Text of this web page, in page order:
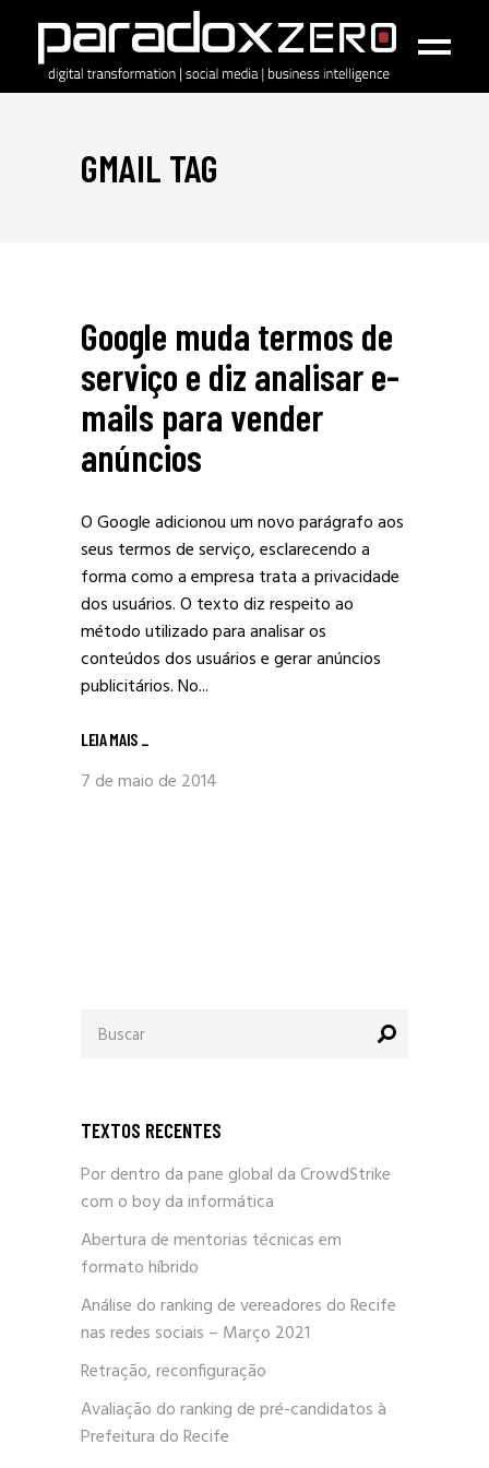
GMAIL TAG
Google muda termos de
serviço e diz analisar e-
mails para vender
anúncios
O Google adicionou um novo parágrafo aos
seus termos de serviço, esclarecendo a
forma como a empresa trata a privacidade
dos usuários. O texto diz respeito ao
método utilizado para analisar os
conteúdos dos usuários e gerar anúncios
publicitários. No...
LEIA MAIS _
7 de maio de 2014
por:
TEXTOS RECENTES
Por dentro da pane global da CrowdStrike
com o boy da informática
Abertura de mentorias técnicas em
formato híbrido
Análise do ranking de vereadores do Recife
nas redes sociais – Março 2021
Retração, reconfiguração
Avaliação do ranking de pré-candidatos à
Prefeitura do Recife